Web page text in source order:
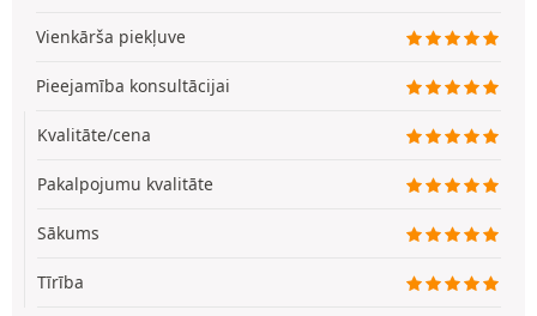
Vienkārša piekļuve
Pieejamība konsultācijai
Kvalitāte/cena
Pakalpojumu kvalitāte
Sākums
Tīrība